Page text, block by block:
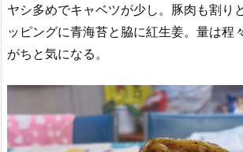
ヤシ多めでキャベツが少し。豚肉も割り
ッピングに青海苔と脇に紅生姜。量は程
がちと気になる。